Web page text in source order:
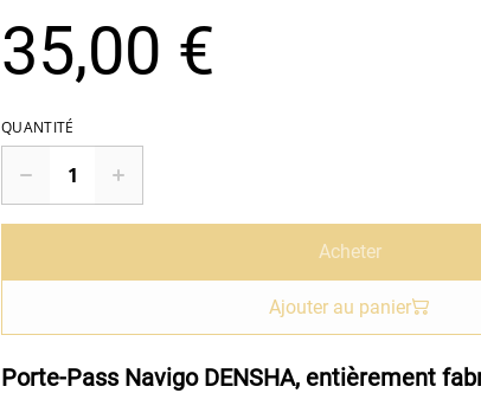
35,00 €
QUANTITÉ
Acheter
Ajouter au panier
Porte-Pass Navigo DENSHA, entièrement